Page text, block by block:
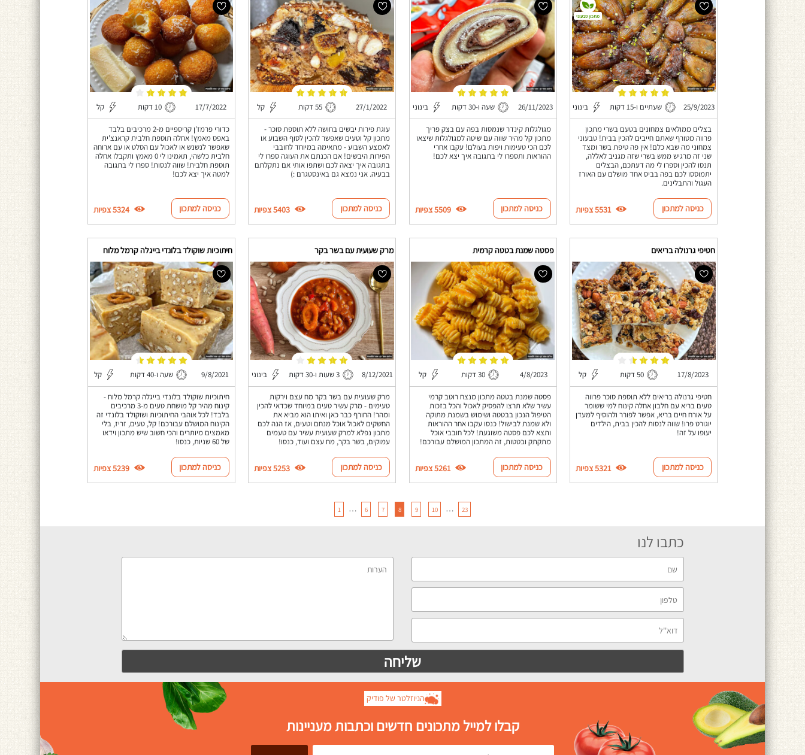
25/9/2023 שעתיים ו-15 דקות בינוני
בצלים ממולאים צמחונים בטעם בשרי מתכון
פרווה מטורף שאתם חייבים להכין בבית! טבעוני
צמחוני מה שבא כלם! אין פה טיפת בשר ומצד
שני זה מרגיש ממש בשרי שזה מגניב לאללה,
תנסו להכין וספרו לי מה דעתכם, הבצלים
יתמוססו לכם בפה בביס אחד מושלם עם האורז
העגול והתבלינים.
מתכון טבעוני
כניסה למתכון 5531 צפיות
26/11/2023 שעה ו-30 דקות בינוני
מגולגלות קינדר שנמסות בפה עם בצק פריך
מתכון קל מהיר שווה עם שיטה למגולגלות שיצאו
לכם הכי טעימות ויפות בעולם! עקבו אחרי
ההוראות ותספרו לי בתגובה איך יצא לכם!
כניסה למתכון 5509 צפיות
27/1/2022 55 דקות קל
עוגת פירות יבשים בחושה ללא תוספת סוכר -
מתכון קל וטעים שאפשר להכין לסוף השבוע או
לאמצע השבוע - מתאימה במיוחד לחובבי
הפירות היבשים! אם הכנתם את העוגה ספרו לי
בתגובה איך יצאה לכם ושתפו אותי אם נתקלתם
בבעיה. אני נמצא גם באינסטגרם :)
כניסה למתכון 5403 צפיות
17/7/2022 10 דקות קל
כדורי פרמז'ן קריספיים מ-2 מרכיבים בלבד
באפס מאמץ! אחלה תוספת חלבית קראנצ'ית
שאפשר לנשנש או לאכול עם הסלט או עם ארוחה
חלבית כלשהי, תאמינו לי 0 מאמץ ותקבלו אחלה
תוספת חלבית! שווה לנסות! ספרו לי בתגובה
למטה איך יצא לכם!
כניסה למתכון 5324 צפיות
חטיפי גרנולה בריאים
17/8/2023 50 דקות קל
חטיפי גרנולה בריאים ללא תוספת סוכר פרווה
טעים בריא עם חלבון אחלה קינוח למי ששומר
על אורח חיים בריא, אפשר לפורר ולהוסיף למעדן
יוגורט פרו! שווה לנסות להכין בבית, הילדים
יעופו על זה!
כניסה למתכון 5321 צפיות
פסטה שמנת בטטה קרמית
4/8/2023 30 דקות קל
פסטה שמנת בטטה מתכון מנצח רוטב קרמי
עשיר שלא תרצו להפסיק לאכול והכל בזכות
הטיפול הנכון בבטטה ושימוש בשמנת מתוקה
ולא שמנת לבישול! כנסו עקבו אחר ההוראות
ותצא לכם פסטה משוגעת! לכל חובבי אוכל
מתקתק ובטטות, זה המתכון המושלם עבורכם!
כניסה למתכון 5261 צפיות
מרק שעועית עם בשר בקר
8/12/2021 3 שעות ו-30 דקות בינוני
מרק שעועית עם בשר בקר מח עצם וירקות
טעימים - מרק עשיר טעים במיוחד שכדאי להכין
ומהר! החורף כבר כאן ואיתו הוא מביא את
החשקים לאכול אוכל מנחם וטעים, אז הנה לכם
מתכון נפלא למרק שעועית עשיר עם טעמים
עמוקים, בשר בקר, מח עצם ועוד, כנסו!
כניסה למתכון 5253 צפיות
חיתוכיות שוקולד בלונדי בייגלה קרמל מלוח
9/8/2021 שעה ו-40 דקות קל
חיתוכיות שוקולד בלונדי בייגלה קרמל מלוח -
קינוח מהיר קל מושחת טעים מ-3 מרכיבים
בלבד! לכל אוהבי החיתוכיות ושוקולד בלונדי זה
הקינוח המושלם עבורכם! קל, טעים, זריז, בלי
מאמצים מיותרים והכי חשוב שיש מתכון וידאו
של 60 שניות, כנסו!
כניסה למתכון 5239 צפיות
1 … 6 7 8 9 10 … 23
כתבו לנו
הניוזלטר של פודיק
קבלו למייל מתכונים חדשים וכתבות מעניינות